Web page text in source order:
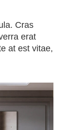
Cras
erat
at est vitae,